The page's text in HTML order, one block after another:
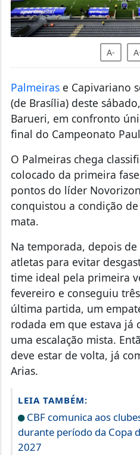
A-
Palmeirase Capivariano
(de Brasília) deste
Barueri, em confronto
final do Campeonato
O Palmeiras chega
colocado da primeira
pontos do líder
conquistou a condição
mata.
Na temporada, depois
atletas para evitar
time ideal pela primeira
fevereiro e conseguiu
última partida, um
rodada em que estava já
uma escalação mista.
deve estar de volta, já
Arias.
LEIA TAMBÉM:
CBF comunica aos
durante período da Copa
2027